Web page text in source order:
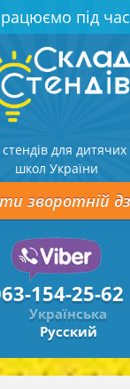
під
для дитячих
школ України
зворотній
154-25-62
Українська
Русский